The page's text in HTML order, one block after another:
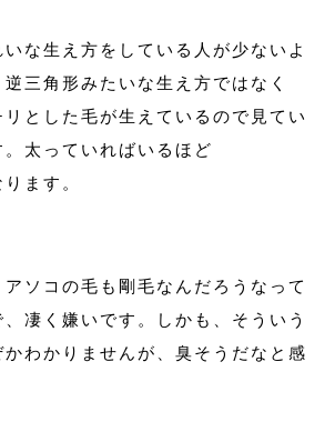
な生え方をしている人が少ないよ
三角形みたいな生え方ではなく
とした毛が生えているので見てい
太っていればいるほど
ます。
ソコの毛も剛毛なんだろうなって
凄く嫌いです。しかも、そういう
わかりませんが、臭そうだなと感